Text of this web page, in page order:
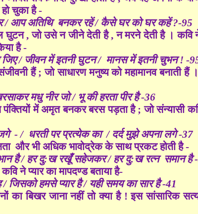
चुका है -
/ आप अतिथि बनकर रहें / कैसे घर को घर कहें ?-95
, जो उसे न जीने देती है , न मरने देती है । कवि
है -
जिए / जीवन में इतनी घुटन / मानस में इतनी चुभन ! -
हैं ; जो साधारण मनुष्य को महामानव
मधु नीर जो / भू की हरता पीर है -36
में अमृत बनकर बरस पड़ता है ; जो संन्यासी
- / धरती पर प्रत्येक का / दर्द मुझे अपना लगे -37
और भी अधिक भावोद्रेक के साथ प्रकट होती है -
है / हर दु:ख रखूँ सहेजकर / हर दु:ख रत्न समान है
ने प्यार का मापदण्ड बताया है-
हमसे प्यार है / यही समय का सार है -41
का बिखर जाना नहीं तो क्या है ! इस सांसारिक